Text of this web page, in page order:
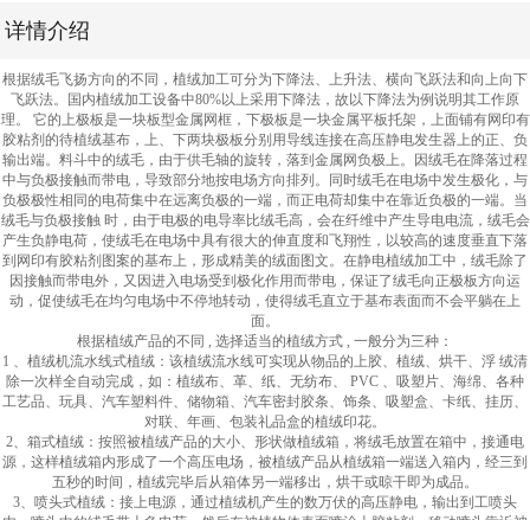
详情介绍
根据绒毛飞扬方向的不同，植绒加工可分为下降法、上升法、横向飞跃法和向上向下
飞跃法。国内植绒加工设备中80%以上采用下降法，故以下降法为例说明其工作原
理。 它的上极板是一块板型金属网框，下极板是一块金属平板托架，上面铺有网印有
胶粘剂的待植绒基布，上、下两块极板分别用导线连接在高压静电发生器上的正、负
输出端。料斗中的绒毛，由于供毛轴的旋转，落到金属网负极上。因绒毛在降落过程
中与负极接触而带电，导致部分地按电场方向排列。同时绒毛在电场中发生极化，与
负极极性相同的电荷集中在远离负极的一端，而正电荷却集中在靠近负极的一端。当
绒毛与负极接触 时，由于电极的电导率比绒毛高，会在纤维中产生导电电流，绒毛会
产生负静电荷，使绒毛在电场中具有很大的伸直度和飞翔性，以较高的速度垂直下落
到网印有胶粘剂图案的基布上，形成精美的绒面图文。在静电植绒加工中，绒毛除了
因接触而带电外，又因进入电场受到极化作用而带电，保证了绒毛向正极板方向运
动，促使绒毛在均匀电场中不停地转动，使得绒毛直立于基布表面而不会平躺在上
面。
根据植绒产品的不同 , 选择适当的植绒方式 , 一般分为三种：
1 、植绒机流水线式植绒：该植绒流水线可实现从物品的上胶、植绒、烘干、浮 绒清
除一次样全自动完成，如：植绒布、革、纸、无纺布、 PVC 、吸塑片、海绵、各种
工艺品、玩具、汽车塑料件、储物箱、汽车密封胶条、饰条、吸塑盒、卡纸、挂历、
对联、年画、包装礼品盒的植绒印花。
2、箱式植绒：按照被植绒产品的大小、形状做植绒箱，将绒毛放置在箱中，接通电
源，这样植绒箱内形成了一个高压电场，被植绒产品从植绒箱一端送入箱内，经三到
五秒的时间，植绒完毕后从箱体另一端移出，烘干或晾干即为成品。
3、喷头式植绒：接上电源，通过植绒机产生的数万伏的高压静电，输出到工喷头